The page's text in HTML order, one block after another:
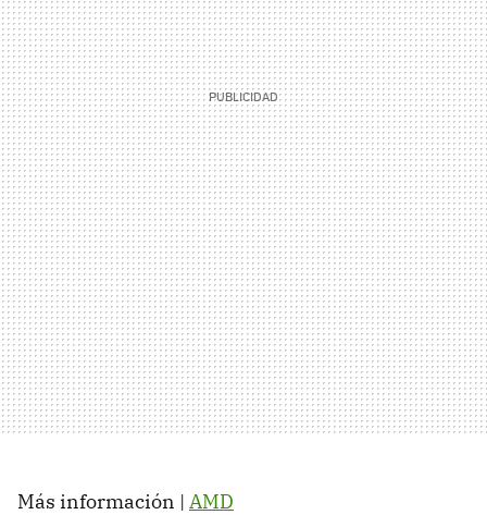
Más información | AMD